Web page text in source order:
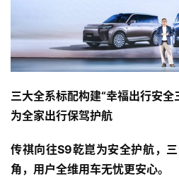
三大全系标配构建“幸福出行安全
为全家出行保驾护航
传祺向往S9乾崑为安全护航，
角，用户全维用车无忧更安心。